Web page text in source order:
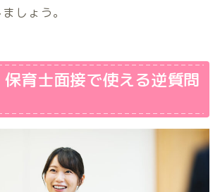
しょう。
保育士面接で使える逆質問